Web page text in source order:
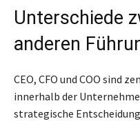
Unterschiede
anderen
CEO, CFO und COO sind
innerhalb der
strategische